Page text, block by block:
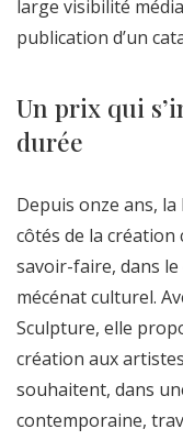
large visibilité
publication d’un
Un prix qui
durée
Depuis onze ans, la
côtés de la
savoir-faire, dans
mécénat culturel.
Sculpture, elle
création aux
souhaitent, dans
contemporaine,